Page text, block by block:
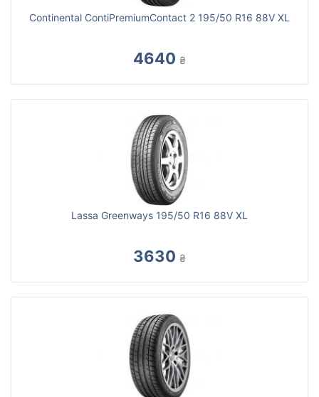
Continental ContiPremiumContact 2 195/50 R16 88V XL
4640 ₴
Lassa Greenways 195/50 R16 88V XL
3630 ₴